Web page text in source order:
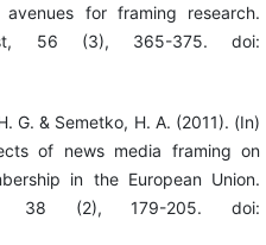
for framing research.
56 (3), 365-375. doi:
G. & Semetko, H. A. (2011). (In)
of news media framing on
in the European Union.
38 (2), 179-205. doi: